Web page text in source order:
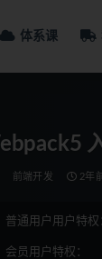
体系课
前端开发 2年
普通用户用户特权
会员用户特权：